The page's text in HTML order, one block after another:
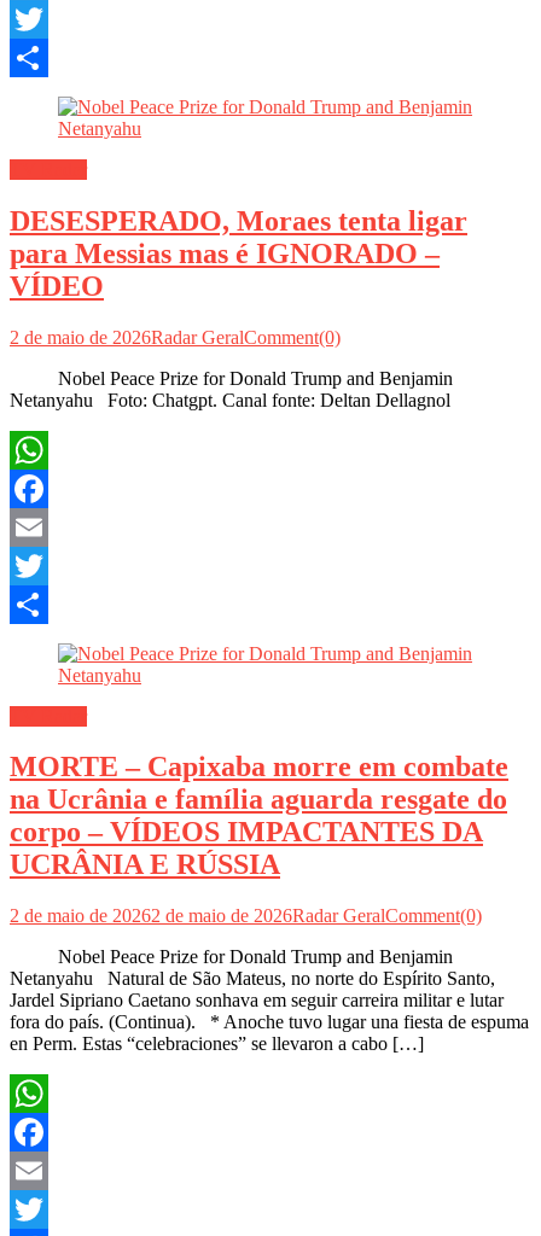
Email
Twitter
DESESPERADO, Moraes tenta ligar
para Messias mas é IGNORADO –
VÍDEO
2 de maio de 2026Radar GeralComment(0)
Nobel Peace Prize for Donald Trump and Benjamin
Netanyahu Foto: Chatgpt. Canal fonte: Deltan Dellagnol
WhatsApp
Facebook
Email
Twitter
MORTE – Capixaba morre em combate
na Ucrânia e família aguarda resgate do
corpo – VÍDEOS IMPACTANTES DA
UCRÂNIA E RÚSSIA
2 de maio de 20262 de maio de 2026Radar GeralComment(0)
Nobel Peace Prize for Donald Trump and Benjamin
Netanyahu Natural de São Mateus, no norte do Espírito Santo,
Jardel Sipriano Caetano sonhava em seguir carreira militar e lutar
fora do país. (Continua). * Anoche tuvo lugar una fiesta de espuma
en Perm. Estas “celebraciones” se llevaron a cabo […]
WhatsApp
Facebook
Email